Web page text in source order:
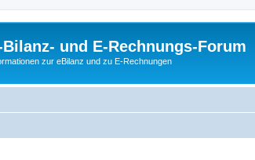
Bilanz- und E-Rechnungs-Forum
zur eBilanz und zu E-Rechnungen